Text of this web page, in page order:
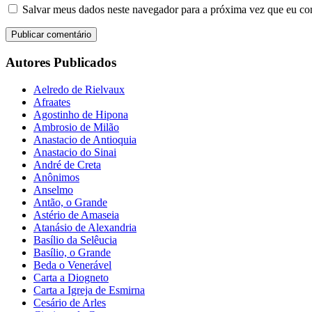
Salvar meus dados neste navegador para a próxima vez que eu
Autores Publicados
Aelredo de Rielvaux
Afraates
Agostinho de Hipona
Ambrosio de Milão
Anastacio de Antioquia
Anastacio do Sinai
André de Creta
Anônimos
Anselmo
Antão, o Grande
Astério de Amaseia
Atanásio de Alexandria
Basílio da Selêucia
Basílio, o Grande
Beda o Venerável
Carta a Diogneto
Carta a Igreja de Esmirna
Cesário de Arles